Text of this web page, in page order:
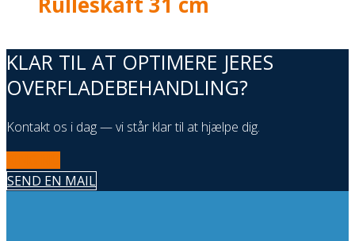
KLAR TIL AT OPTIMERE JERES
OVERFLADEBEHANDLING?
Kontakt os i dag — vi står klar til at hjælpe dig.
SEND EN MAIL